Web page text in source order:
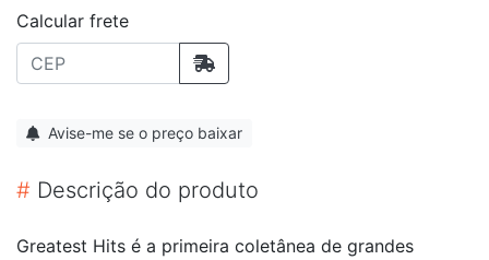
Calcular frete
Avise-me se o preço baixar
# Descrição do produto
Greatest Hits é a primeira coletânea de grandes